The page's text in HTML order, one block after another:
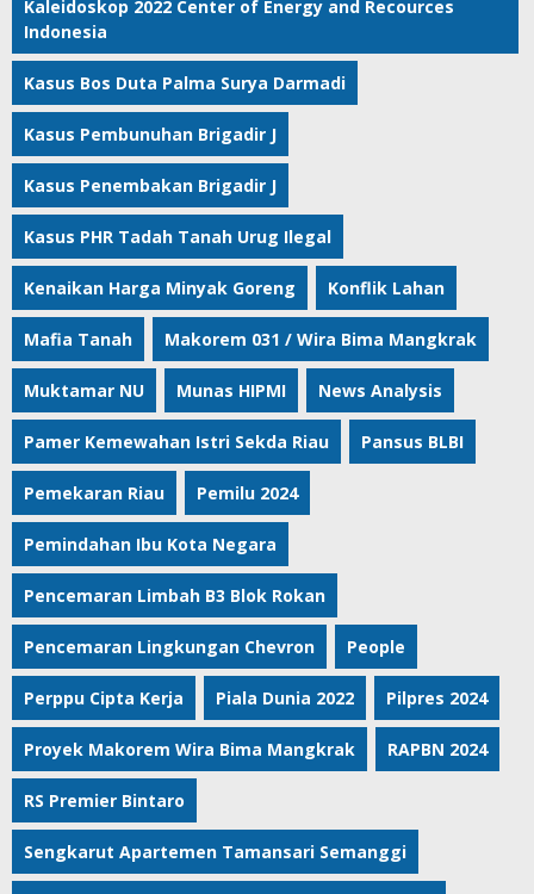
Kaleidoskop 2022 Center of Energy and Recources
Indonesia
Kasus Bos Duta Palma Surya Darmadi
Kasus Pembunuhan Brigadir J
Kasus Penembakan Brigadir J
Kasus PHR Tadah Tanah Urug Ilegal
Kenaikan Harga Minyak Goreng Konflik Lahan
Mafia Tanah Makorem 031 / Wira Bima Mangkrak
Muktamar NU Munas HIPMI News Analysis
Pamer Kemewahan Istri Sekda Riau Pansus BLBI
Pemekaran Riau Pemilu 2024
Pemindahan Ibu Kota Negara
Pencemaran Limbah B3 Blok Rokan
Pencemaran Lingkungan Chevron People
Perppu Cipta Kerja Piala Dunia 2022 Pilpres 2024
Proyek Makorem Wira Bima Mangkrak RAPBN 2024
RS Premier Bintaro
Sengkarut Apartemen Tamansari Semanggi